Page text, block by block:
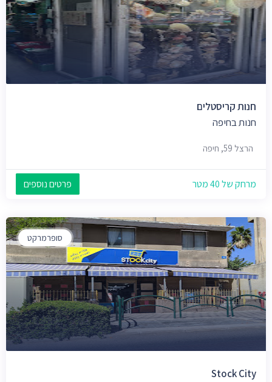
חנות קריסטלים
חנות בחיפה
הרצל 59, חיפה
מרחק של 40 מטר פרטים נוספים
סופרמרקט
Stock City